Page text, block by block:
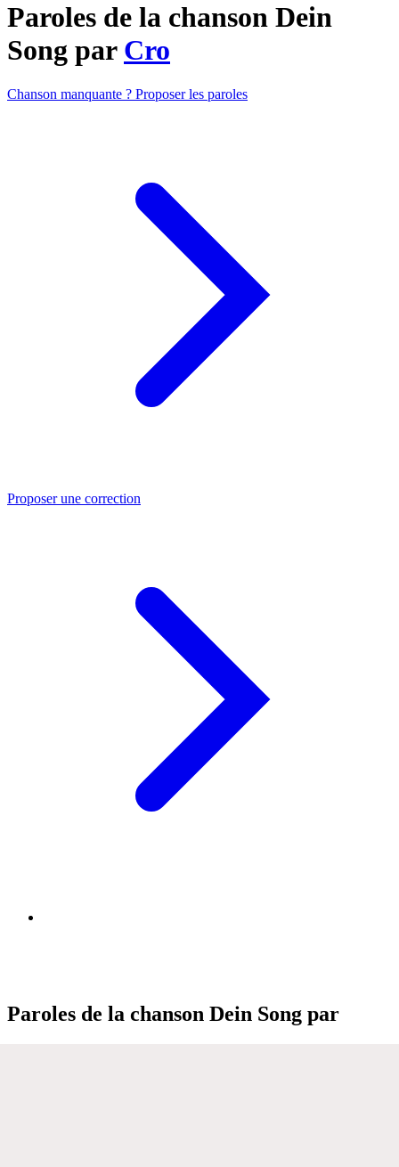
Paroles de la chanson Dein
Song par Cro
Chanson manquante ? Proposer les paroles
Proposer une correction
Paroles de la chanson Dein Song par